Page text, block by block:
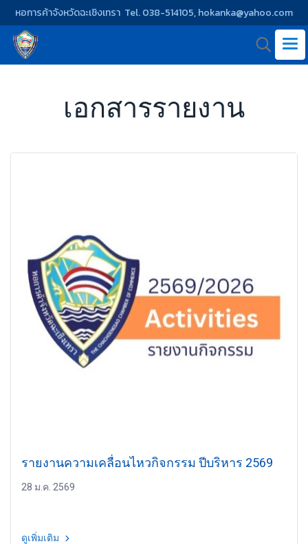
หอการค้าจังหวัดฉะเชิงเทรา Tel. 038-514105, hokanka@yahoo.com
เอกสารรายงาน
รายงานความเคลื่อนไหวกิจกรรม ปีบริหาร 2569
28 ม.ค. 2569
ดูเพิ่มเติม